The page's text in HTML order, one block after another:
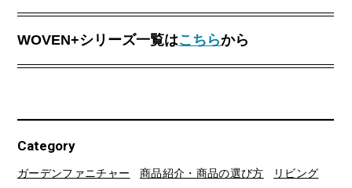
WOVEN+シリーズ一覧はこちらから
Category
ガーデンファニチャー 商品紹介・商品の選び方
リビング